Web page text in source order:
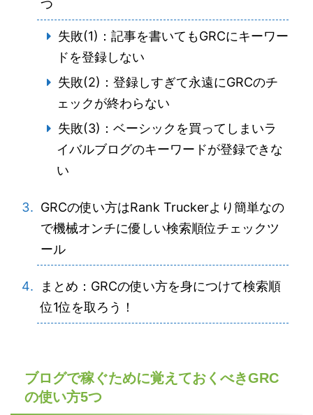
つ
失敗(1)：記事を書いてもGRCにキーワー
ドを登録しない
失敗(2)：登録しすぎて永遠にGRCのチ
ェックが終わらない
失敗(3)：ベーシックを買ってしまいラ
イバルブログのキーワードが登録できな
い
GRCの使い方はRank Truckerより簡単なの
で機械オンチに優しい検索順位チェックツ
ール
まとめ：GRCの使い方を身につけて検索順
位1位を取ろう！
ブログで稼ぐために覚えておくべきGRC
の使い方5つ